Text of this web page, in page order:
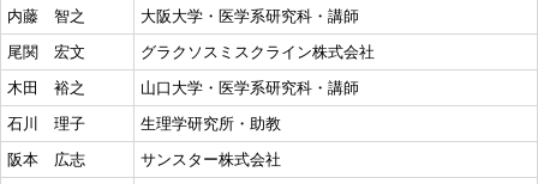
内藤 智之
大阪大学・医学系研究科・講師
尾関 宏文
グラクソスミスクライン株式会社
木田 裕之
山口大学・医学系研究科・講師
石川 理子
生理学研究所・助教
阪本 広志
サンスター株式会社